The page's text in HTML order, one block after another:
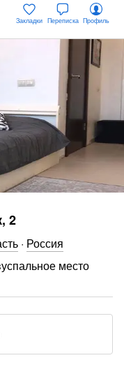
Закладки Переписка Профиль
2
· Россия
место